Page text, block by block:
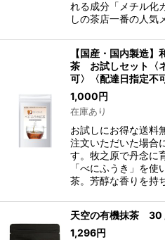
れる成分「メチル化
しの茶店一番の人気
【国産・国内製造
茶 お試しセット〈
可〉〈配達日指定不
1,000円
在庫あり
お試しにお得な送料
注文いただいた場合
す。牧之原で丹念に
「べにふうき」を
茶。芳醇な香りを持
天空の有機抹茶 30
1,296円